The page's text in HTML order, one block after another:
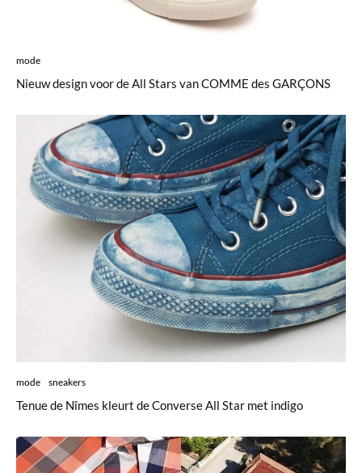
mode
Nieuw design voor de All Stars van COMME des GARÇONS
mode sneakers
Tenue de Nîmes kleurt de Converse All Star met indigo